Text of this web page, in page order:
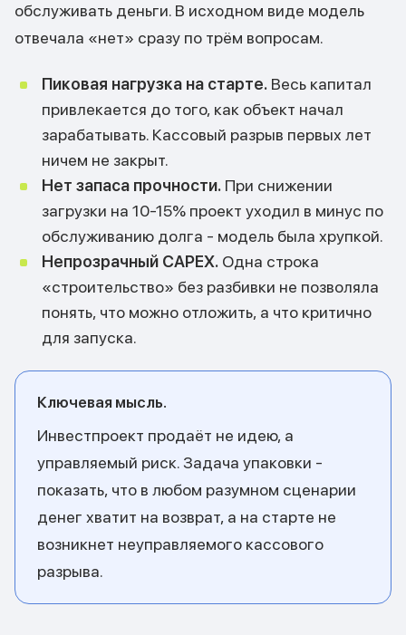
обслуживать деньги. В исходном виде модель
отвечала «нет» сразу по трём вопросам.
Пиковая нагрузка на старте. Весь капитал
привлекается до того, как объект начал
зарабатывать. Кассовый разрыв первых лет
ничем не закрыт.
Нет запаса прочности. При снижении
загрузки на 10-15% проект уходил в минус по
обслуживанию долга - модель была хрупкой.
Непрозрачный CAPEX. Одна строка
«строительство» без разбивки не позволяла
понять, что можно отложить, а что критично
для запуска.
Ключевая мысль.
Инвестпроект продаёт не идею, а
управляемый риск. Задача упаковки -
показать, что в любом разумном сценарии
денег хватит на возврат, а на старте не
возникнет неуправляемого кассового
разрыва.